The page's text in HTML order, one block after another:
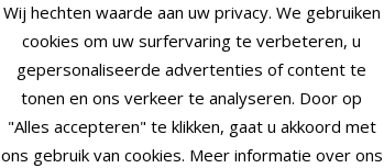
Ring
Breedte Bovenkant: 2,0 mm
Wij hechten waarde aan uw privacy. We gebruiken
cookies om uw surfervaring te verbeteren, u
gepersonaliseerde advertenties of content te
tonen en ons verkeer te analyseren. Door op
"Alles accepteren" te klikken, gaat u akkoord met
ons gebruik van cookies. Meer informatie over ons